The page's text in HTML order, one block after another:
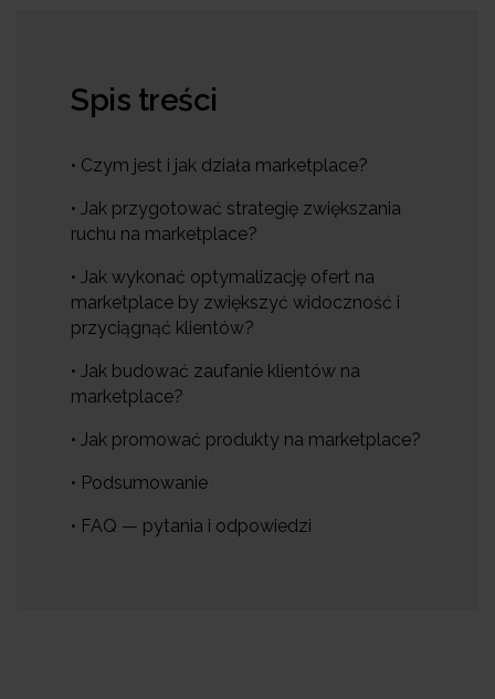
Spis treści
• Czym jest i jak działa marketplace?
• Jak przygotować strategię zwiększania
ruchu na marketplace?
• Jak wykonać optymalizację ofert na
marketplace by zwiększyć widoczność i
przyciągnąć klientów?
• Jak budować zaufanie klientów na
marketplace?
• Jak promować produkty na marketplace?
• Podsumowanie
• FAQ — pytania i odpowiedzi